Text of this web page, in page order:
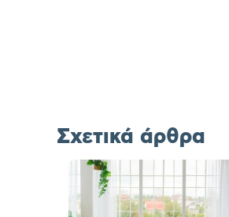
Σχετικά άρθρα